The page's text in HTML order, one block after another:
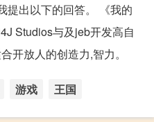
提出以下的回答。 《我的
Studios与及jeb开发高自
开放人的创造力,智力。
游戏 王国